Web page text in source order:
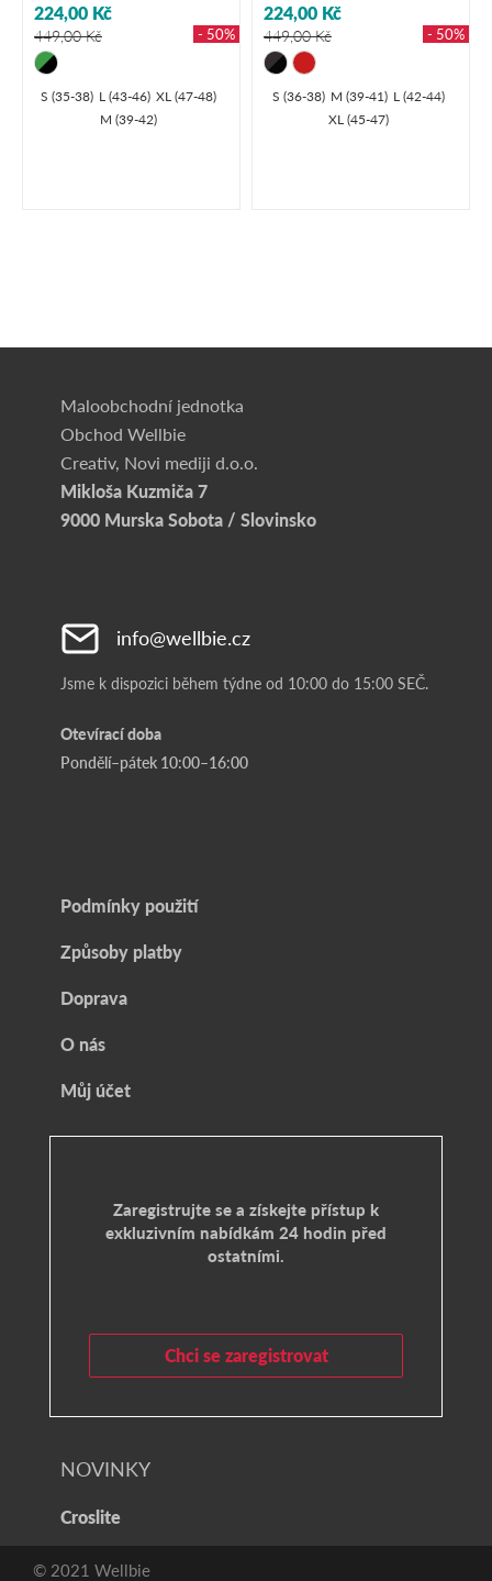
224,00 Kč
449,00 Kč - 50%
S (35-38) L (43-46) XL (47-48)
M (39-42)
224,00 Kč
449,00 Kč - 50%
S (36-38) M (39-41) L (42-44)
XL (45-47)
Maloobchodní jednotka
Obchod Wellbie
Creativ, Novi mediji d.o.o.
Mikloša Kuzmiča 7
9000 Murska Sobota / Slovinsko
info@wellbie.cz
Jsme k dispozici během týdne od 10:00 do 15:00 SEČ.
Otevírací doba
Pondělí–pátek 10:00–16:00
Podmínky použití
Způsoby platby
Doprava
O nás
Můj účet
Zaregistrujte se a získejte přístup k
exkluzivním nabídkám 24 hodin před
ostatními.
Chci se zaregistrovat
NOVINKY
Croslite
© 2021 Wellbie